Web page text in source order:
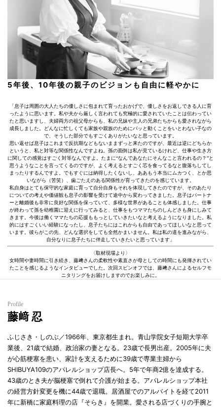
5年後、10年後の親子のビジョンも自由に軽やかに
「息子は周囲の大人たちの優しさに包まれて育ったおかげで、優しさをお返しできる人に育
ったように思います。私や夫から厳しく言われても究極的に愛されていたことは伝わってい
たと思いますし、夫婦両方の祖父母からも、私の兄妹や主人の兄弟たちからも愛されながら
成長しました。どんなに忙しくても家族や親族のためにパッと動くことをいとわない子なの
で、そうした部分でもすごくありがたいなと思っています。
思い返せば息子はこれまで反抗期などもないままずっと来たのですが、最近は逆にどちらか
というと、私と対等な関係性なんですよね。孫の面倒は私が見ているけれど、仕事や生き方
に関しての感覚はすごく対等なんですよ。たまに“なんであなたにそんなこと言われるの？”と
思うようなことを言ってくるのですが、よく考えるとすごく芯を食ってるなと腹落ちしてし
まったりするんですよ。でもすぐには納得したくないし、ああもう本当にムカつく、とか思
いながら（苦笑）、歯ごたえのある関係性が育ってきたのを感じています。
私自身はとても保守的な家庭に育って自分自身もそれを体現してきたのですが、そのあたり
についての考えや価値観も息子の影響を受けて途中から変わってきました。息子はパートナ
ーと離婚後も非常に良好な関係を保っていて、多様な世界があることも体感しました。仕事
が終わって孫を幼稚園に迎えに行ってみると、仕事をもつママたちのしんどさも身にしみて
きます。今後は働くママたちの応援ももっとしていきたいなと考えるようになりました。私
的にはすごくいい経験になったし、息子たちにはこれからも自由であってほしいなと思って
います。彼らがこの先、どんな選択をしても全然かまいません。私は私の道を進みながら、
自分なりに息子たちに伴走していきたいと思っています」
〈取材現場より〉
女時間や妻時間に引き続き、藤﨑さんの柔軟性や素直さが母としての時間にも発揮されてい
たことを感じるようなインタビューでした。次回スピンオフでは、藤﨑さんによるセルフモ
ニタリングをお届けしますのでお楽しみに。
Profile
藤﨑 忍
ふじさき・しのぶ／1966年、東京都生まれ。青山学院女子短期大学卒
業後、21歳で結婚、政治家の妻となる。23歳で長男出産。2005年に夫
が心筋梗塞を患い、家計を支えるために39歳で専業主婦から
SHIBUYA109のアパレルショップ店長へ。5年で年商2億を達成する。
43歳のとき夫が脳梗塞で倒れて介護が始まる。アパレルショップ本社
の経営方針変更を機に44歳で退職。居酒屋でのアルバイトを経て2011
年に新橋に家庭料理の店『そらき』を開業。愛される店づくりの手腕と